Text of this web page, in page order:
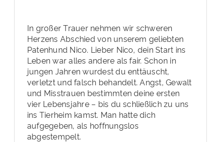
In großer Trauer nehmen wir schweren
Herzens Abschied von unserem geliebten
Patenhund Nico. Lieber Nico, dein Start ins
Leben war alles andere als fair. Schon in
jungen Jahren wurdest du enttäuscht,
verletzt und falsch behandelt. Angst, Gewalt
und Misstrauen bestimmten deine ersten
vier Lebensjahre – bis du schließlich zu uns
ins Tierheim kamst. Man hatte dich
aufgegeben, als hoffnungslos
abgestempelt.